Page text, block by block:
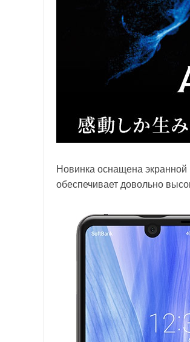
Новинка оснащена
обеспечивает довольно